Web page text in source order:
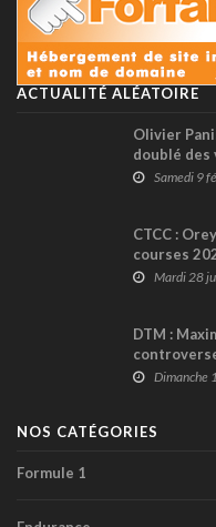
ACTUALITÉ ALÉATOIRE
Olivier
doublé
glace !Samedi 9
CTCC :
courses
Mardi 28
DTM :
Dimanche
NOS CATÉGORIES
Formule 1